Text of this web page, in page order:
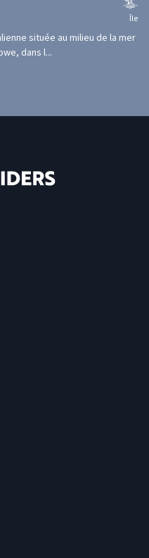
Île
située au milieu de la mer
dans l...